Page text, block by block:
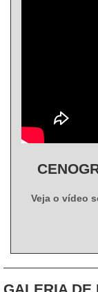
Veja o vídeo
GALERIA DE